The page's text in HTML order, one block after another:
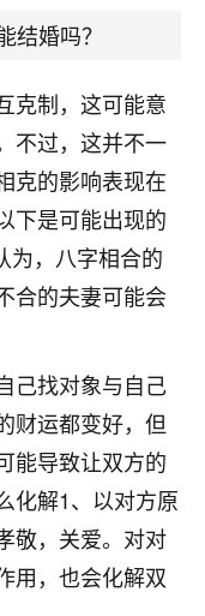
结婚吗？
克制，这可能意
不过，这并不一
克的影响表现在
下是可能出现的
为，八字相合的
合的夫妻可能会
己找对象与自己
财运都变好，但
能导致让双方的
化解1、以对方原
敬，关爱。对对
用，也会化解双
理，没想到老师看
老师建议，做了化
人事调整，拖到年
上班，开会提拔升
主要是底薪加了
恩感谢！🙏🏻
请客吗？�
去检查又没什么大
看遍了，找不到问
老师，跟老师聊过
议，处理了一些因
多，主要是心情好
体会了。